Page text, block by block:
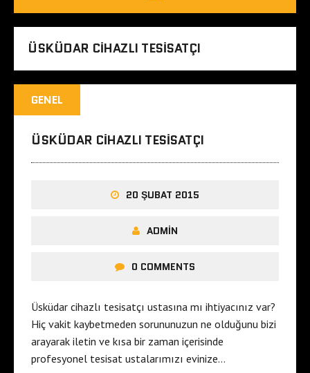
ÜSKÜDAR CIHAZLI TESISATÇI
GENEL
ÜSKÜDAR CIHAZLI TESISATÇI
20 ŞUBAT 2015
ADMIN
0 COMMENTS
Üsküdar cihazlı tesisatçı ustasına mı ihtiyacınız var?
Hiç vakit kaybetmeden sorununuzun ne olduğunu bizi
arayarak iletin ve kısa bir zaman içerisinde
profesyonel tesisat ustalarımızı evinize…